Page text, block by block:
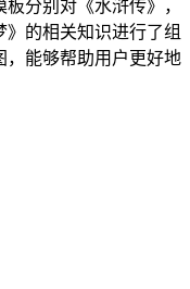
分别对《水浒传》，
》的相关知识进行了组
，能够帮助用户更好地